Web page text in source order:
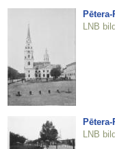
LNB
LNB